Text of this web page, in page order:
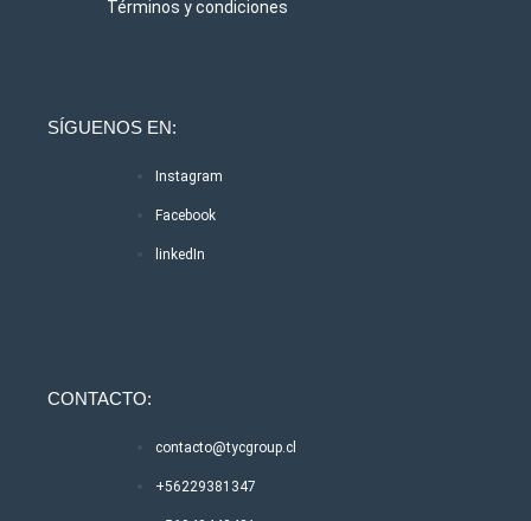
Términos y condiciones
SÍGUENOS EN:
Instagram
Facebook
linkedIn
CONTACTO:
contacto@tycgroup.cl
+56229381347